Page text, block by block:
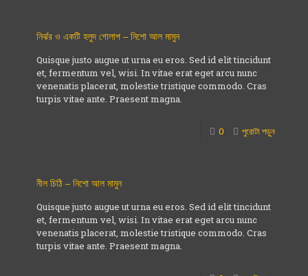
নির্ঝর ও একটি হলুদ গোলাপ – নিশো আল মামুন
Quisque justo augue ut urna eu eros. Sed id elit tincidunt
et, fermentum vel, wisi. In vitae erat eget arcu nunc
venenatis placerat, molestie tristique commodo. Cras
turpis vitae ante. Praesent magna.
0 পুরোটা পড়ুন
নীল চিঠি – নিশো আল মামুন
Quisque justo augue ut urna eu eros. Sed id elit tincidunt
et, fermentum vel, wisi. In vitae erat eget arcu nunc
venenatis placerat, molestie tristique commodo. Cras
turpis vitae ante. Praesent magna.